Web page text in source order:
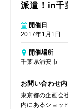
派遣！in千
開催日
2017年1月1日
開催場所
千葉県浦安市
お問い合わせ
東京都の企画会
内にあるショッ